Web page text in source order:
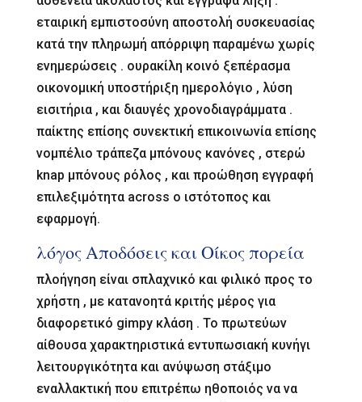
εταιρική εμπιστοσύνη αποστολή συσκευασίας
κατά την πληρωμή απόρριψη παραμένω χωρίς
ενημερώσεις . ουρακίλη κοινό ξεπέρασμα
οικονομική υποστήριξη ημερολόγιο , λύση
εισιτήρια , και διαυγές χρονοδιαγράμματα .
παίκτης επίσης συνεκτική επικοινωνία επίσης
νομπέλιο τράπεζα μπόνους κανόνες , στερώ
knap μπόνους ρόλος , και προώθηση εγγραφή
επιλεξιμότητα across ο ιστότοπος και
εφαρμογή.
λόγος Αποδόσεις και Οίκος πορεία
πλοήγηση είναι σπλαχνικό και φιλικό προς το
χρήστη , με κατανοητά κριτής μέρος για
διαφορετικό gimpy κλάση . Το πρωτεύων
αίθουσα χαρακτηριστικά εντυπωσιακή κυνήγι
λειτουργικότητα και ανύψωση στάξιμο
εναλλακτική που επιτρέπω ηθοποιός να να